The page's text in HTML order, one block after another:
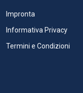
Impronta
Informativa Privacy
Termini e Condizioni